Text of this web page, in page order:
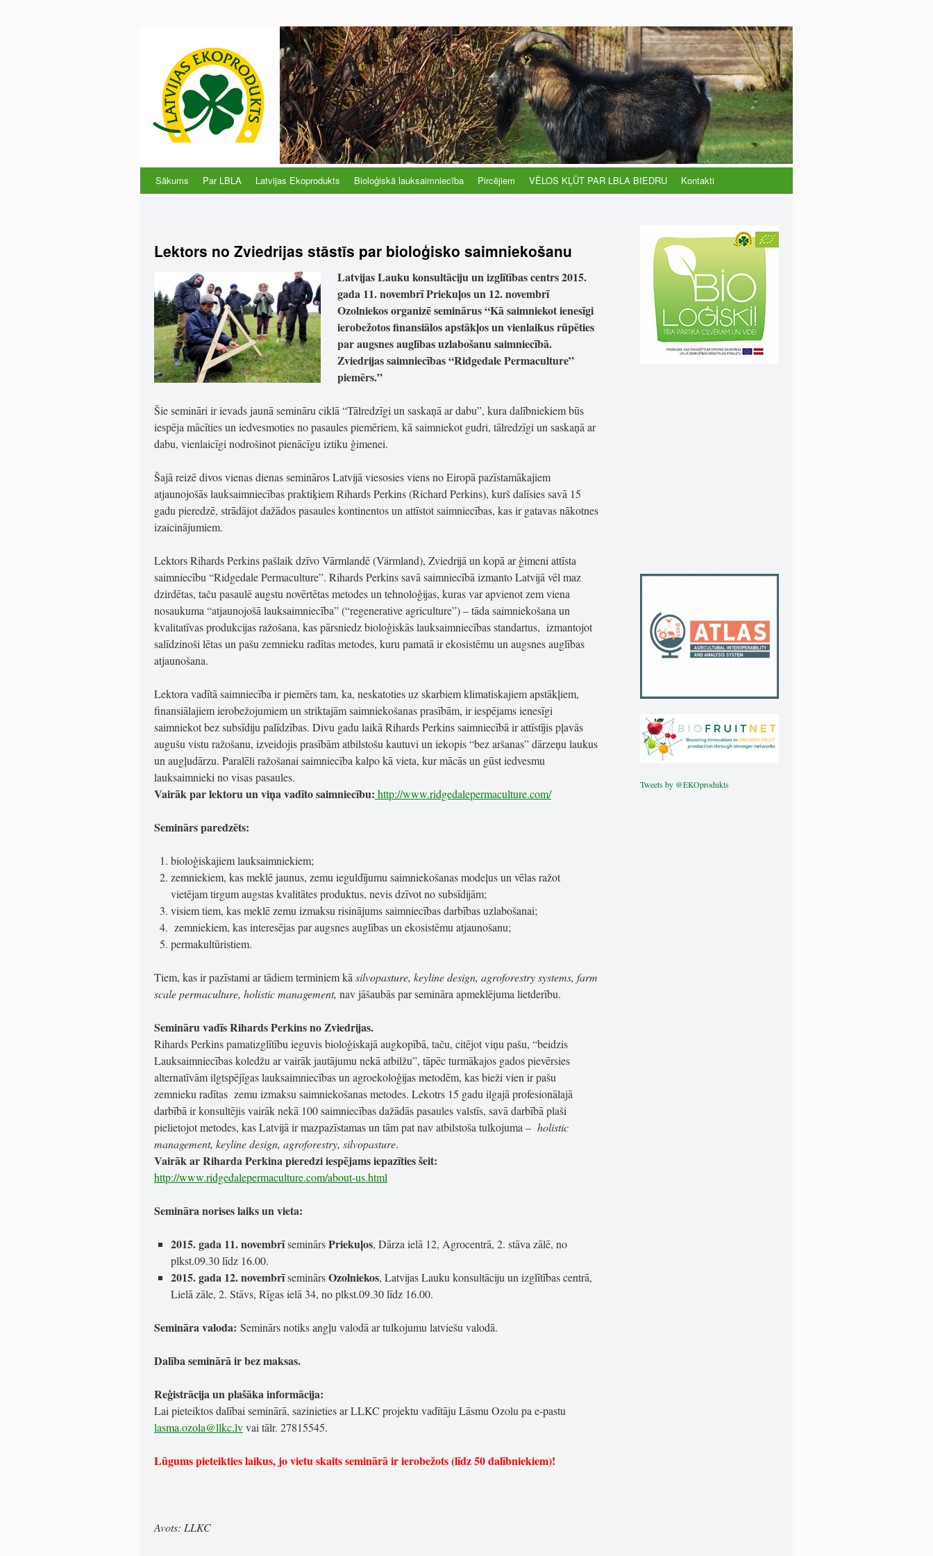
Sākums Par LBLA Latvijas Ekoprodukts Bioloģiskā lauksaimniecība Pircējiem VĒLOS KĻŪT PAR LBLA BIEDRU Kontakti
Lektors no Zviedrijas stāstīs par bioloģisko saimniekošanu
Latvijas Lauku konsultāciju un izglītības centrs 2015.
gada 11. novembrī Priekuļos un 12. novembrī
Ozolniekos organizē seminārus “Kā saimniekot ienesīgi
ierobežotos finansiālos apstākļos un vienlaikus rūpēties
par augsnes auglības uzlabošanu saimniecībā.
Zviedrijas saimniecības “Ridgedale Permaculture”
piemērs.”
Šie semināri ir ievads jaunā semināru ciklā “Tālredzīgi un saskaņā ar dabu”, kura dalībniekiem būs
iespēja mācīties un iedvesmoties no pasaules piemēriem, kā saimniekot gudri, tālredzīgi un saskaņā ar
dabu, vienlaicīgi nodrošinot pienācīgu iztiku ģimenei.
Šajā reizē divos vienas dienas semināros Latvijā viesosies viens no Eiropā pazīstamākajiem
atjaunojošās lauksaimniecības praktiķiem Rihards Perkins (Richard Perkins), kurš dalīsies savā 15
gadu pieredzē, strādājot dažādos pasaules kontinentos un attīstot saimniecības, kas ir gatavas nākotnes
izaicinājumiem.
Lektors Rihards Perkins pašlaik dzīvo Vārmlandē (Värmland), Zviedrijā un kopā ar ģimeni attīsta
saimniecību “Ridgedale Permaculture”. Rihards Perkins savā saimniecībā izmanto Latvijā vēl maz
dzirdētas, taču pasaulē augstu novērtētas metodes un tehnoloģijas, kuras var apvienot zem viena
nosaukuma “atjaunojošā lauksaimniecība” (“regenerative agriculture”) – tāda saimniekošana un
kvalitatīvas produkcijas ražošana, kas pārsniedz bioloģiskās lauksaimniecības standartus, izmantojot
salīdzinoši lētas un pašu zemnieku radītas metodes, kuru pamatā ir ekosistēmu un augsnes auglības
atjaunošana.
Lektora vadītā saimniecība ir piemērs tam, ka, neskatoties uz skarbiem klimatiskajiem apstākļiem,
finansiālajiem ierobežojumiem un striktajām saimniekošanas prasībām, ir iespējams ienesīgi
saimniekot bez subsīdiju palīdzības. Divu gadu laikā Rihards Perkins saimniecībā ir attīstījis pļavās
augušu vistu ražošanu, izveidojis prasībām atbilstošu kautuvi un iekopis “bez aršanas” dārzeņu laukus
un augļudārzu. Paralēli ražošanai saimniecība kalpo kā vieta, kur mācās un gūst iedvesmu
lauksaimnieki no visas pasaules.
Vairāk par lektoru un viņa vadīto saimniecību: http://www.ridgedalepermaculture.com/
Seminārs paredzēts:
bioloģiskajiem lauksaimniekiem;
zemniekiem, kas meklē jaunus, zemu ieguldījumu saimniekošanas modeļus un vēlas ražot
vietējam tirgum augstas kvalitātes produktus, nevis dzīvot no subsīdijām;
visiem tiem, kas meklē zemu izmaksu risinājums saimniecības darbības uzlabošanai;
zemniekiem, kas interesējas par augsnes auglības un ekosistēmu atjaunošanu;
permakultūristiem.
Tiem, kas ir pazīstami ar tādiem terminiem kā silvopasture, keyline design, agroforestry systems, farm
scale permaculture, holistic management, nav jāšaubās par semināra apmeklējuma lietderību.
Semināru vadīs Rihards Perkins no Zviedrijas.
Rihards Perkins pamatizglītību ieguvis bioloģiskajā augkopībā, taču, citējot viņu pašu, “beidzis
Lauksaimniecības koledžu ar vairāk jautājumu nekā atbilžu”, tāpēc turmākajos gados pievērsies
alternatīvām ilgtspējīgas lauksaimniecības un agroekoloģijas metodēm, kas bieži vien ir pašu
zemnieku radītas zemu izmaksu saimniekošanas metodes. Lekotrs 15 gadu ilgajā profesionālajā
darbībā ir konsultējis vairāk nekā 100 saimniecības dažādās pasaules valstīs, savā darbībā plaši
pielietojot metodes, kas Latvijā ir mazpazīstamas un tām pat nav atbilstoša tulkojuma – holistic
management, keyline design, agroforestry, silvopasture.
Vairāk ar Riharda Perkina pieredzi iespējams iepazīties šeit:
http://www.ridgedalepermaculture.com/about-us.html
Semināra norises laiks un vieta:
2015. gada 11. novembrīseminārsPriekuļos, Dārza ielā 12, Agrocentrā, 2. stāva zālē, no
plkst.09.30 līdz 16.00.
2015. gada 12. novembrīseminārsOzolniekos, Latvijas Lauku konsultāciju un izglītības centrā,
Lielā zāle, 2. Stāvs, Rīgas ielā 34, no plkst.09.30 līdz 16.00.
Semināra valoda: Seminārs notiks angļu valodā ar tulkojumu latviešu valodā.
Dalība seminārā ir bez maksas.
Reģistrācija un plašāka informācija:
Lai pieteiktos dalībai seminārā, sazinieties ar LLKC projektu vadītāju Lāsmu Ozolu pa e-pastu
lasma.ozola@llkc.lvvai tālr. 27815545.
Lūgums pieteikties laikus, jo vietu skaits seminārā ir ierobežots (līdz 50 dalībniekiem)!
Avots: LLKC
Tweets by @EKOprodukts